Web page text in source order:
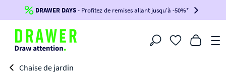
Jusqu'à-100€*sur votre commande !
BIKINI100
-voir conditions en bas de page-
DRAWER DAYS- Profitez de remises allant jusqu'à -50%*
Filtrer
Chaise de jardin